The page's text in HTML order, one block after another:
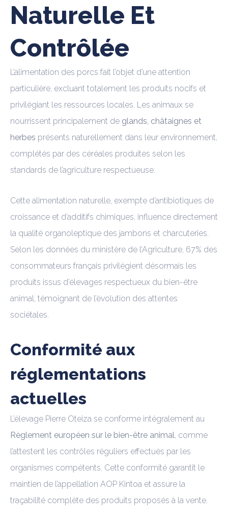
Naturelle Et
Contrôlée
L’alimentation des porcs fait l’objet d’une attention
particulière, excluant totalement les produits nocifs et
privilégiant les ressources locales. Les animaux se
nourrissent principalement de glands, châtaignes et
herbes présents naturellement dans leur environnement,
complétés par des céréales produites selon les
standards de l’agriculture respectueuse.
Cette alimentation naturelle, exempte d’antibiotiques de
croissance et d’additifs chimiques, influence directement
la qualité organoleptique des jambons et charcuteries.
Selon les données du ministère de l’Agriculture, 67% des
consommateurs français privilégient désormais les
produits issus d’élevages respectueux du bien-être
animal, témoignant de l’évolution des attentes
sociétales.
Conformité aux
réglementations
actuelles
L’élevage Pierre Oteiza se conforme intégralement au
Règlement européen sur le bien-être animal , comme
l’attestent les contrôles réguliers effectués par les
organismes compétents. Cette conformité garantit le
maintien de l’appellation AOP Kintoa et assure la
traçabilité complète des produits proposés à la vente.